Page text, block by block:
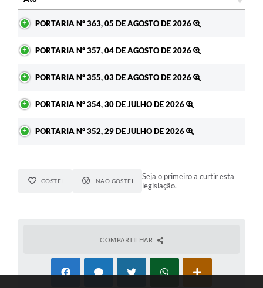
PORTARIA Nº 363, 05 DE AGOSTO DE 2026
PORTARIA Nº 357, 04 DE AGOSTO DE 2026
PORTARIA Nº 355, 03 DE AGOSTO DE 2026
PORTARIA Nº 354, 30 DE JULHO DE 2026
PORTARIA Nº 352, 29 DE JULHO DE 2026
GOSTEI NÃO GOSTEI
Seja o primeiro a curtir esta
legislação.
COMPARTILHAR